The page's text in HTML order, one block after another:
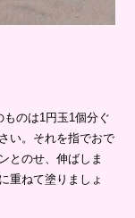
のは1円玉1個分ぐ
い。それを指でおで
とのせ、伸ばしま
重ねて塗りましょ